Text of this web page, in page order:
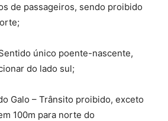
de passageiros, sendo proibido
único poente-nascente,
do lado sul;
Galo – Trânsito proibido, exceto
100m para norte do